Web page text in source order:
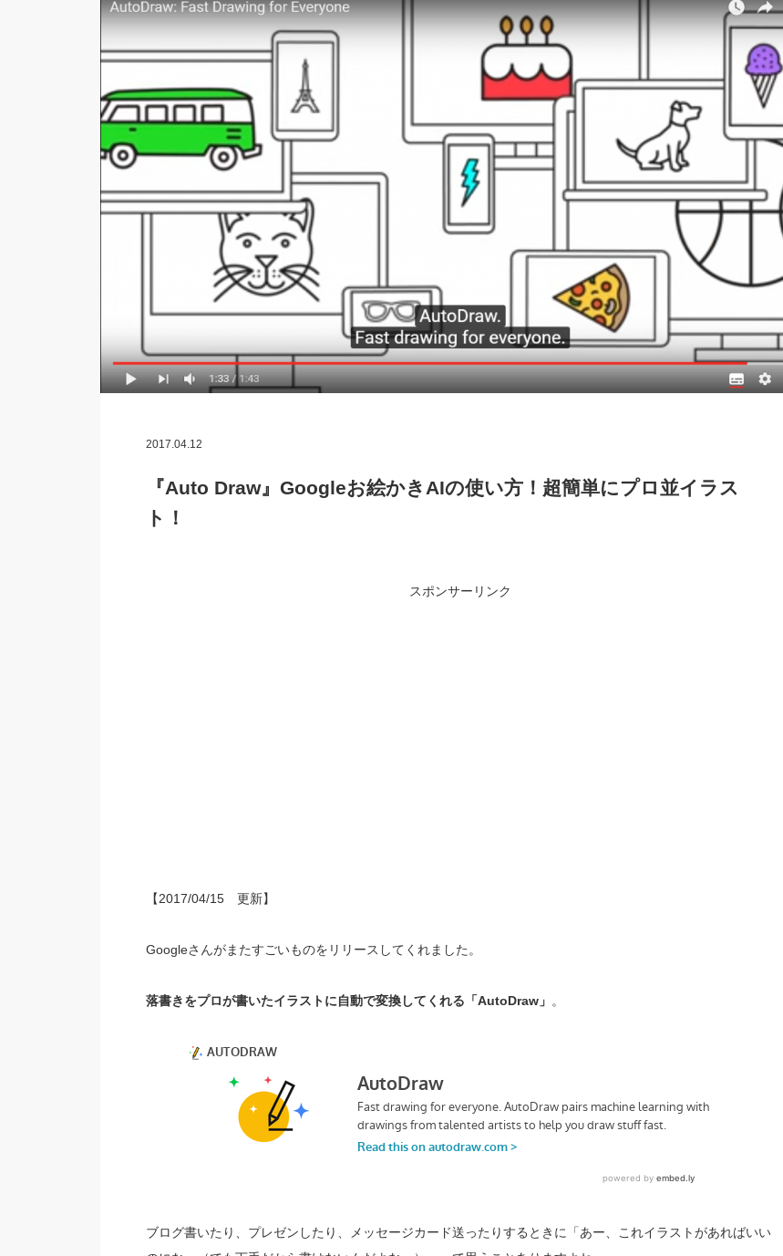
2017.04.12
『Auto Draw』Googleお絵かきAIの使い方！超簡単にプロ並イラス
ト！
スポンサーリンク
【2017/04/15 更新】
Googleさんがまたすごいものをリリースしてくれました。
落書きをプロが書いたイラストに自動で変換してくれる「AutoDraw」 。
ブログ書いたり、プレゼンしたり、メッセージカード送ったりするときに「あー、これイラストがあればいい